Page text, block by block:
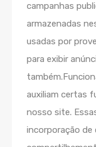
campanhas
armazenadas
usadas por
para exibir
auxiliam certas
nosso site.
incorporação